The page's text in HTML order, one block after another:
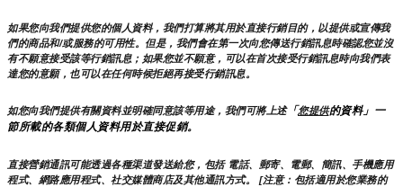
如果您向我們提供您的個人資料，我們打算將其用於直接行銷目的，以提供或宣傳我
們的商品和/或服務的可用性。但是，我們會在第一次向您傳送行銷訊息時確認您並沒
有不願意接受該等行銷訊息；如果您並不願意，可以在首次接受行銷訊息時向我們表
達您的意願，也可以在任何時候拒絕再接受行銷訊息。
如您向我們提供有關資料並明確同意該等用途，我們可將上述「您提供的資料」一
節所載的各類個人資料用於直接促銷。
直接營銷通訊可能透過各種渠道發送給您，包括 電話、郵寄、電郵、簡訊、手機應用
程式、網路應用程式、社交媒體商店及其他通訊方式。 [注意：包括適用於您業務的